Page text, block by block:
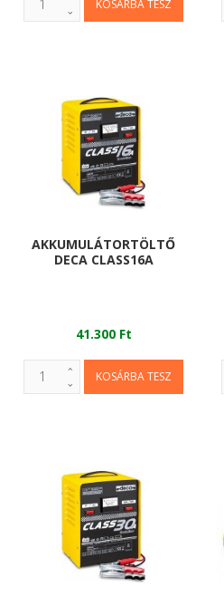
AKKUMULÁTORTÖLTŐ
DECA CLASS16A
41.300 Ft